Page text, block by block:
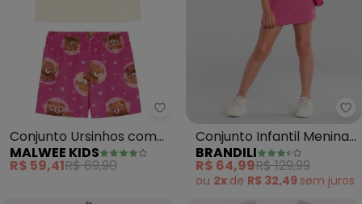
Malwee Kids - Conjunto
Conjunto Ursinhos com
Glitter (Bege)
MALWEE KIDS
R$ 59,41R$ 69,90
Conjunto Infantil Menina
com Flores (Bege)
BRANDILI
R$ 64,99R$ 129,99
ou 2x de R$ 32,49 sem juros